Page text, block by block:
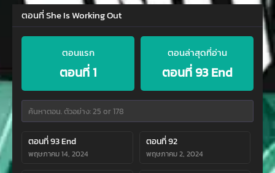
ตอนที่ She Is Working Out
ตอนแรก
ตอนที่ 1
ตอนล่าสุดที่อ่าน
ตอนที่ 93 End
ตอนที่ 93 End
พฤษภาคม 14, 2024
ตอนที่ 92
พฤษภาคม 2, 2024